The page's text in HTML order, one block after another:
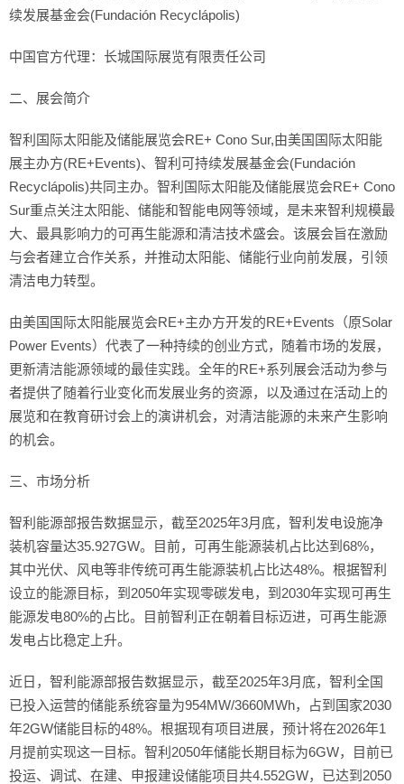
续发展基金会(Fundación Recyclápolis)
中国官方代理：长城国际展览有限责任公司
二、展会简介
智利国际太阳能及储能展览会RE+ Cono Sur,由美国国际太阳能
展主办方(RE+Events)、智利可持续发展基金会(Fundación
Recyclápolis)共同主办。智利国际太阳能及储能展览会RE+ Cono
Sur重点关注太阳能、储能和智能电网等领域，是未来智利规模最
大、最具影响力的可再生能源和清洁技术盛会。该展会旨在激励
与会者建立合作关系，并推动太阳能、储能行业向前发展，引领
清洁电力转型。
由美国国际太阳能展览会RE+主办方开发的RE+Events（原Solar
Power Events）代表了一种持续的创业方式，随着市场的发展，
更新清洁能源领域的最佳实践。全年的RE+系列展会活动为参与
者提供了随着行业变化而发展业务的资源，以及通过在活动上的
展览和在教育研讨会上的演讲机会，对清洁能源的未来产生影响
的机会。
三、市场分析
智利能源部报告数据显示，截至2025年3月底，智利发电设施净
装机容量达35.927GW。目前，可再生能源装机占比达到68%，
其中光伏、风电等非传统可再生能源装机占比达48%。根据智利
设立的能源目标，到2050年实现零碳发电，到2030年实现可再生
能源发电80%的占比。目前智利正在朝着目标迈进，可再生能源
发电占比稳定上升。
近日，智利能源部报告数据显示，截至2025年3月底，智利全国
已投入运营的储能系统容量为954MW/3660MWh，占到国家2030
年2GW储能目标的48%。根据现有项目进展，预计将在2026年1
月提前实现这一目标。智利2050年储能长期目标为6GW，目前已
投运、调试、在建、申报建设储能项目共4.552GW，已达到2050